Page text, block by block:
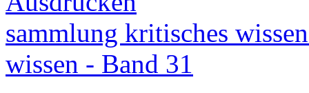
sammlung kritisches
wissen - Band 31